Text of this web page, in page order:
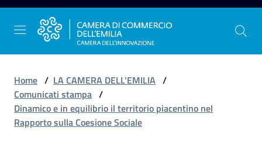
Vai al contenuto
Vai alla navigazione
Vai al footer
La
Camera
Home / LA CAMERA DELL'EMILIA /
Comunicati stampa /
Dinamico e in equilibrio il territorio piacentino nel
Rapporto sulla Coesione Sociale